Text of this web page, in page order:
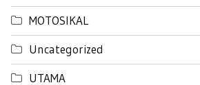
MOTOSIKAL
Uncategorized
UTAMA